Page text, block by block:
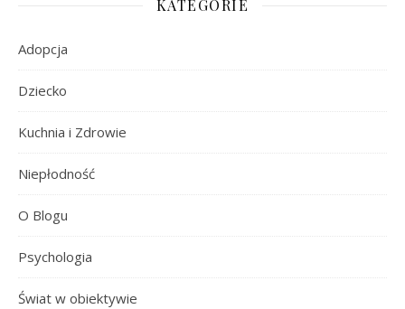
KATEGORIE
Adopcja
Dziecko
Kuchnia i Zdrowie
Niepłodność
O Blogu
Psychologia
Świat w obiektywie